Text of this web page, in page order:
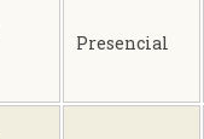
Presencial